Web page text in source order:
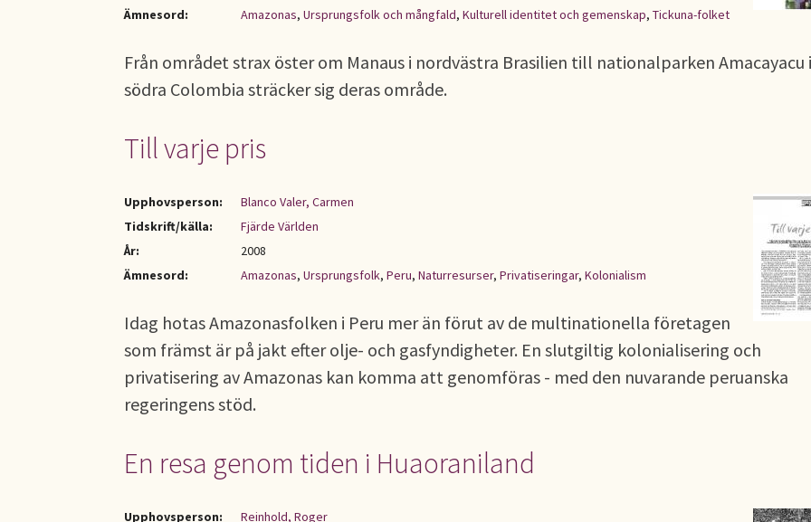
Ämnesord:
Amazonas, Ursprungsfolk och mångfald, Kulturell identitet och gemenskap, Tickuna-folket
Från området strax öster om Manaus i nordvästra Brasilien till nationalparken Amacayacu i
södra Colombia sträcker sig deras område.
Till varje pris
Upphovsperson:
Blanco Valer, Carmen
Tidskrift/källa:
Fjärde Världen
År:
2008
Ämnesord:
Amazonas, Ursprungsfolk, Peru, Naturresurser, Privatiseringar, Kolonialism
Idag hotas Amazonasfolken i Peru mer än förut av de multinationella företagen
som främst är på jakt efter olje- och gasfyndigheter. En slutgiltig kolonialisering och
privatisering av Amazonas kan komma att genomföras - med den nuvarande peruanska
regeringens stöd.
En resa genom tiden i Huaoraniland
Upphovsperson:
Reinhold, Roger